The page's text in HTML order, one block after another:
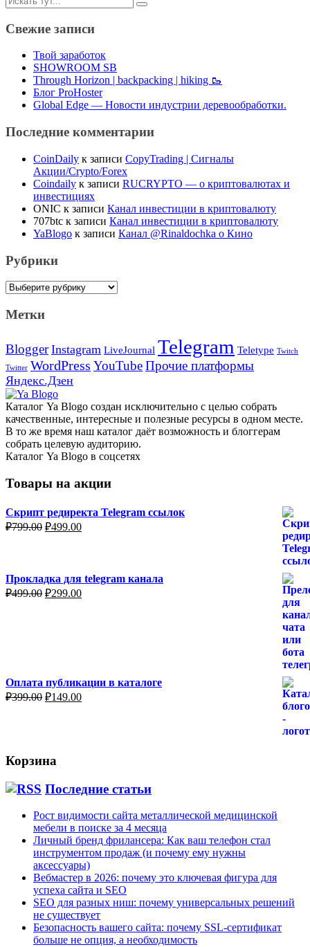
Свежие записи
Твой заработок
SHOWROOM SB
Through Horizon | backpacking | hiking 🥾
Блог ProHoster
Global Edge — Новости индустрии деревообработки.
Последние комментарии
CoinDaily к записи CopyTrading | Сигналы
Акции/Crypto/Forex
Coindaily к записи RUCRYPTO — о криптовалютах и
инвестициях
ONIC к записи Канал инвестиции в криптовалюту
707btc к записи Канал инвестиции в криптовалюту
YaBlogo к записи Канал @Rinaldochka о Кино
Рубрики
Рубрики
Метки
Blogger Instagram LiveJournal Telegram Teletype Twitch
Twitter WordPress YouTubeПрочие платформы
Яндекс.Дзен
Каталог Ya Blogo создан исключительно с целью собрать
качественные, интересные и полезные ресурсы в одном месте.
В то же время наш каталог даёт возможность и блоггерам
собрать целевую аудиторию.
Каталог Ya Blogo в соцсетях
Товары на акции
Скрипт редиректа Telegram ссылок
₽799.00 Первоначальная
₽499.00Текущая
Прокладка для telegram канала
₽499.00 Первоначальная
₽299.00Текущая
Оплата публикации в каталоге
₽399.00 Первоначальная
₽149.00Текущая
Корзина
Последние статьи
Рост видимости сайта металлической медицинской
мебели в поиске за 4 месяца
Личный бренд фрилансера: Как ваш телефон стал
инструментом продаж (и почему ему нужны
аксессуары)
Вебмастер в 2026: почему это ключевая фигура для
успеха сайта и SEO
SEO для разных ниш: почему универсальных решений
не существует
Безопасность вашего сайта: почему SSL-сертификат
больше не опция, а необходимость